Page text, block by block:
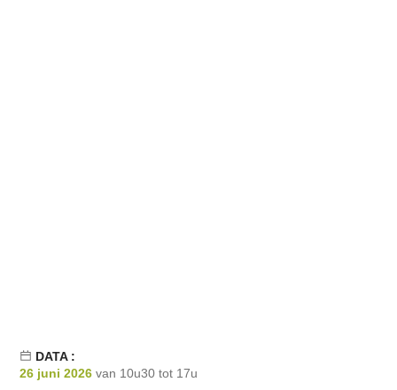
DATA :
26 juni 2026 van 10u30 tot 17u